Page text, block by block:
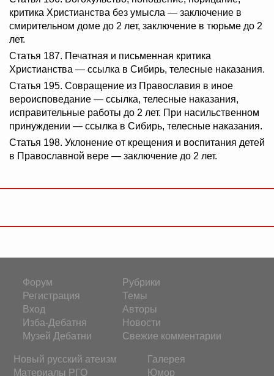
критика Христианства без умысла — заключение в
смирительном доме до 2 лет, заключение в тюрьме до 2
лет.
Статья 187. Печатная и письменная критика
Христианства — ссылка в Сибирь, телесные наказания.
Статья 195. Совращение из Православия в иное
вероисповедание — ссылка, телесные наказания,
исправительные работы до 2 лет. При насильственном
принуждении — ссылка в Сибирь, телесные наказания.
Статья 198. Уклонение от крещения и воспитания детей
в Православной вере — заключение до 2 лет.
Форум
Регистрация
Вход
Изба-Дебатня
Музей Дебатни
Рубрики
Темы
Авторы
Новости
Свежие комментарии
Новый русский атеизм
Материалы РГО
Галерея
Юмор